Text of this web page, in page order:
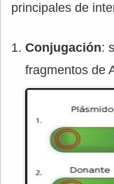
principales de
Conjugación:
fragmentos de